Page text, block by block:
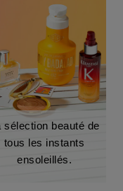
sélection beauté de
tous les instants
ensoleillés.